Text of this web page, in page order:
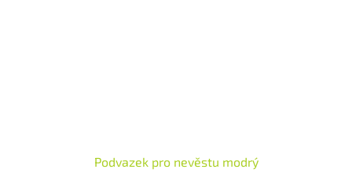
Podvazek pro nevěstu modrý